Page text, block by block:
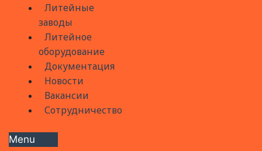
Литейные
заводы
Литейное
оборудование
Документация
Новости
Вакансии
Сотрудничество
Menu